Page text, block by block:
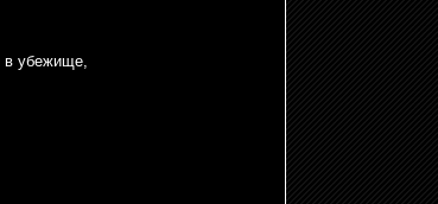
в убежище,